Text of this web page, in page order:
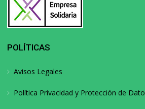
POLÍTICAS
Avisos Legales
Política Privacidad y Protección de